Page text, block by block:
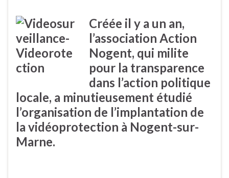
Créée il y a un an,
l’association Action
Nogent, qui milite
pour la transparence
dans l’action politique
locale, a minutieusement étudié
l’organisation de l’implantation de
la vidéoprotection à Nogent-sur-
Marne.